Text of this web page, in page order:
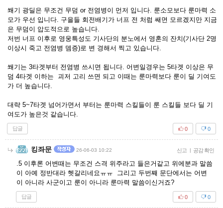
쐐기 광딜은 무조건 무덤 or 전염병이 먼저 입니다. 룬소모보다 룬마력 소
모가 우선 입니다. 구을들 회전배기가 너프 전 처럼 쌔면 모르겠지만 지금
은 무덤이 압도적으로 높습니다.
저번 너프 이후로 영웅특성도 기사단의 분노에서 영혼의 잔치(기사단 2명
이상시 죽고 전염병 뎀증)로 변 경해서 찍고 있습니다.
쐐기는 3타겟부터 전염병 쓰시면 됩니다. 어변일경우는 5타겟 이상은 무
덤 4타겟 이하는 괴저 고리 쓰면 되고 이때는 룬마력보다 룬이 딜 기여도
가 더 높습니다.
대략 5~7타겟 넘어가면서 부터는 룬마력 스킬들이 룬 스킬들 보다 딜 기
여도가 높은것 같습니다.
답글 0
0
킹좌문 26-06-03 10:22 신고 | 공감 확인
.5 이후론 어변때는 무조건 스격 위주라고 들은거같고 위에분과 말씀
이 아예 정반대라 헷갈리네요ㅠㅠ 그리고 두번째 문단에서는 어변
이 아니라 사군이고 룬이 아니라 룬마력 말씀이신거죠?
답글 0
0